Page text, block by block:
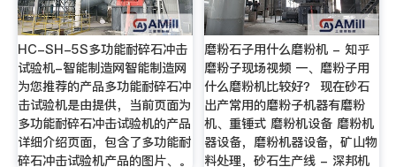
HC-SH-5S多功能耐碎石冲击
试验机-智能制造网智能制造网
为您推荐的产品多功能耐碎石冲
击试验机是由提供，当前页面为
多功能耐碎石冲击试验机的产品
详细介绍页面，包含了多功能耐
碎石冲击试验机产品的图片、。
磨粉石子用什么磨粉机 - 知乎
磨粉子现场视频 一、磨粉子用
什么磨粉机比较好？ 现在砂石
出产常用的磨粉子机器有磨粉
机、重锤式 磨粉机设备 磨粉机
器设备，磨粉机器设备，矿山物
料处理，砂石生产线 - 深邦机